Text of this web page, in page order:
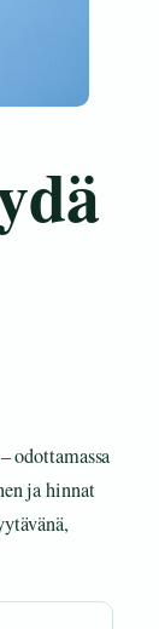
odottamassa
ja hinnat